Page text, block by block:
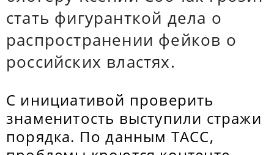
стать фигуранткой дела о
распространении фейков о
российских властях.
С инициативой проверить
знаменитость выступили стражи
порядка. По данным ТАСС,